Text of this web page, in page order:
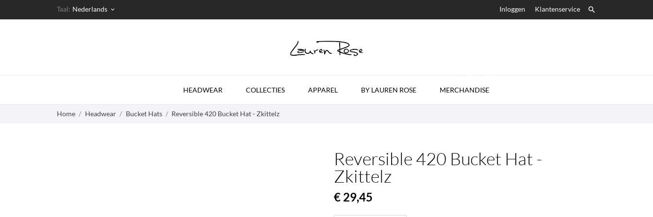
Taal: Nederlands keyboard_arrow_down Inloggen Klantenservice 
HEADWEAR COLLECTIES APPAREL BY LAUREN ROSE MERCHANDISE
Home Headwear Bucket Hats Reversible 420 Bucket Hat - Zkittelz
Reversible 420 Bucket Hat -
Zkittelz
€ 29,45